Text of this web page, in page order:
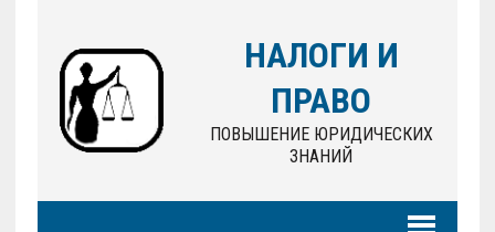
НАЛОГИ И
ПРАВО
ПОВЫШЕНИЕ ЮРИДИЧЕСКИХ
ЗНАНИЙ